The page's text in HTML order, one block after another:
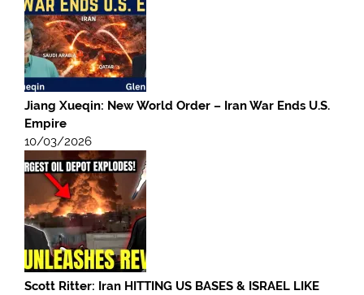
Jiang Xueqin: New World Order – Iran War Ends U.S.
Empire
10/03/2026
Scott Ritter: Iran HITTING US BASES & ISRAEL LIKE